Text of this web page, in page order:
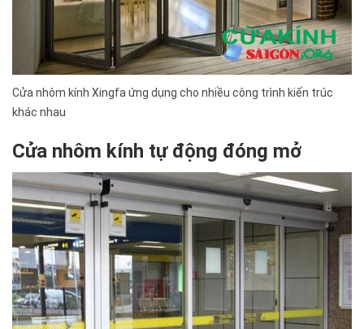
Cửa nhôm kính Xingfa ứng dụng cho nhiều công trình kiến trúc
khác nhau
Cửa nhôm kính tự động đóng mở